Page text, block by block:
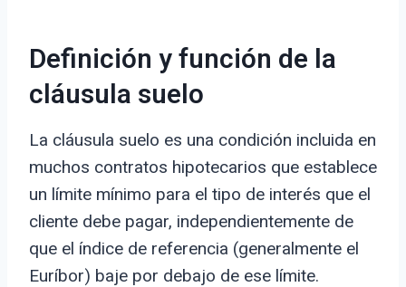
Definición y función de la
cláusula suelo
La cláusula suelo es una condición incluida en
muchos contratos hipotecarios que establece
un límite mínimo para el tipo de interés que el
cliente debe pagar, independientemente de
que el índice de referencia (generalmente el
Euríbor) baje por debajo de ese límite.